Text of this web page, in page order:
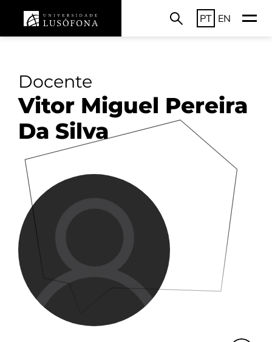
PT EN
Docente
Vitor Miguel Pereira
Da Silva